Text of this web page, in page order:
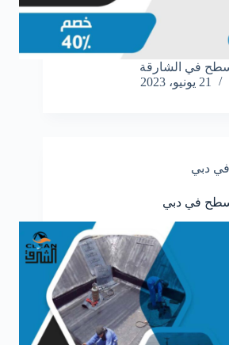
في الشارقة
21 يونيو، 2023
دبي
في دبي